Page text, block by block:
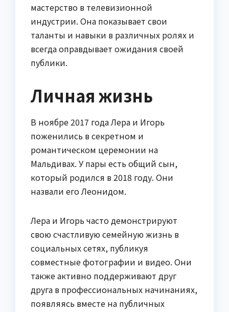
мастерство в телевизионной
индустрии. Она показывает свои
таланты и навыки в различных ролях и
всегда оправдывает ожидания своей
публики.
Личная жизнь
В ноябре 2017 года Лера и Игорь
поженились в секретном и
романтическом церемонии на
Мальдивах. У пары есть общий сын,
который родился в 2018 году. Они
назвали его Леонидом.
Лера и Игорь часто демонстрируют
свою счастливую семейную жизнь в
социальных сетях, публикуя
совместные фотографии и видео. Они
также активно поддерживают друг
друга в профессиональных начинаниях,
появляясь вместе на публичных